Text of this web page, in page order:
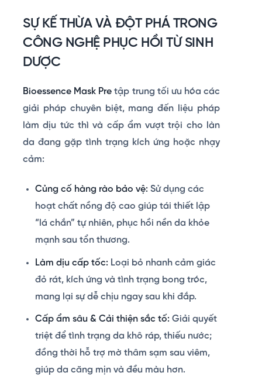
SỰ KẾ THỪA VÀ ĐỘT PHÁ TRONG
CÔNG NGHỆ PHỤC HỒI TỪ SINH
DƯỢC
Bioessence Mask Pre tập trung tối ưu hóa các
giải pháp chuyên biệt, mang đến liệu pháp
làm dịu tức thì và cấp ẩm vượt trội cho làn
da đang gặp tình trạng kích ứng hoặc nhạy
cảm:
Củng cố hàng rào bảo vệ:Sử dụng các
hoạt chất nồng độ cao giúp tái thiết lập
“lá chắn” tự nhiên, phục hồi nền da khỏe
mạnh sau tổn thương.
Làm dịu cấp tốc:Loại bỏ nhanh cảm giác
đỏ rát, kích ứng và tình trạng bong tróc,
mang lại sự dễ chịu ngay sau khi đắp.
Cấp ẩm sâu & Cải thiện sắc tố:Giải quyết
triệt để tình trạng da khô ráp, thiếu nước;
đồng thời hỗ trợ mờ thâm sạm sau viêm,
giúp da căng mịn và đều màu hơn.